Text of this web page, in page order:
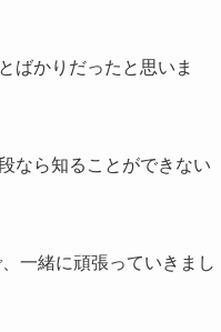
ばかりだったと思いま
なら知ることができない
一緒に頑張っていきまし